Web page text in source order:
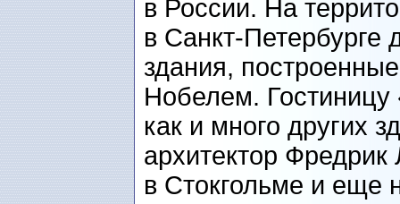
в России. На
в Санкт-Петербурге
здания,
Нобелем. Гостиницу
как и много других
архитектор Фредрик
в Стокгольме и еще